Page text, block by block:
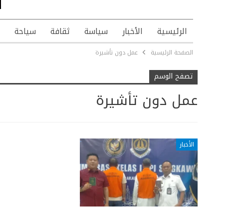
الرئيسية الأخبار سياسة ثقافة سياحة
الصفحة الرئيسية عمل دون تأشيرة
تصفح الوسم
عمل دون تأشيرة
الأخبار